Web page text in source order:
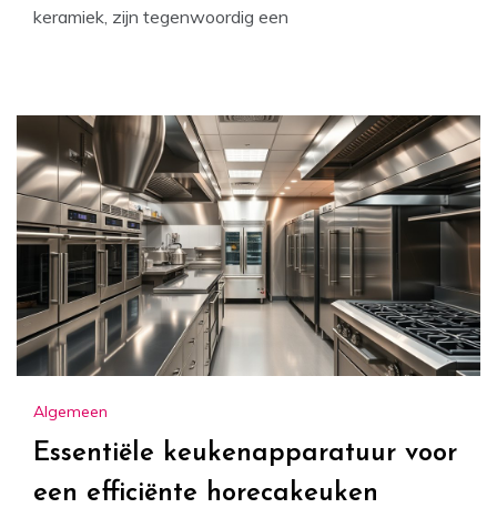
keramiek, zijn tegenwoordig een
Algemeen
Essentiële keukenapparatuur voor
een efficiënte horecakeuken